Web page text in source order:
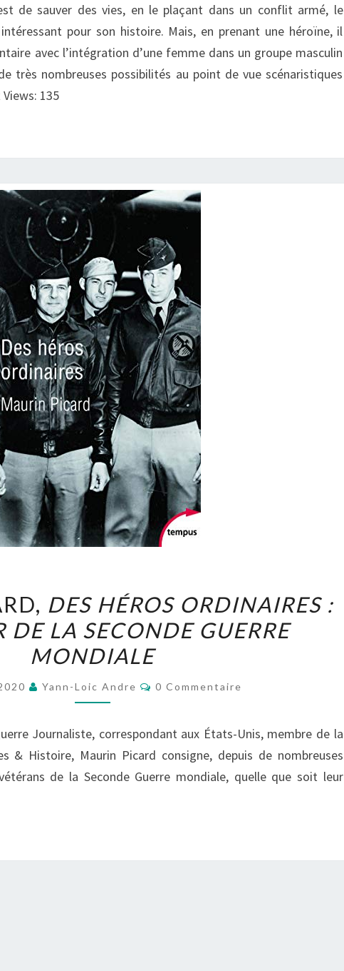
–
T.01
:
« LIGNE
de sauver des vies, en le plaçant dans un conflit armé, le
pour son histoire. Mais, en prenant une héroïne, il
avec l’intégration d’une femme dans un groupe masculin
très nombreuses possibilités au point de vue scénaristiques
135
PICARD,
DES
HÉROS
:
CŒUR
DE
LA
DES HÉROS ORDINAIRES :
LA SECONDE GUERRE
MONDIALE
Yann-Loic Andre Commentaires
0 Commentaire
Journaliste, correspondant aux États-Unis, membre de la
& Histoire, Maurin Picard consigne, depuis de nombreuses
de la Seconde Guerre mondiale, quelle que soit leur